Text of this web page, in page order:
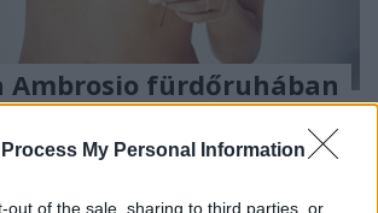
Process My Personal Information
out of the sale, sharing to third parties, or
Ambrosio fürdőruhában